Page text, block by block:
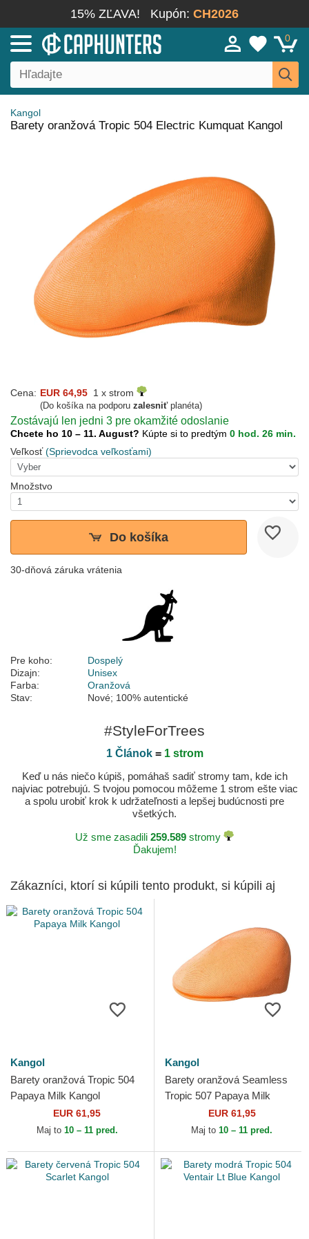
15% ZĽAVA! Kupón: CH2026
0
Kangol
Barety oranžová Tropic 504 Electric Kumquat Kangol
Cena: EUR 64,95 1 x strom
(Do košíka na podporu zalesniťplanéta)
Zostávajú len jedni 3 pre okamžité odoslanie
Chcete ho 10 – 11. August? Kúpte si to predtým 0 hod. 26 min.
Veľkosť (Sprievodca veľkosťami)
Množstvo
Do košíka
30-dňová záruka vrátenia
Pre koho:
Dospelý
Dizajn:
Unisex
Farba:
Oranžová
Stav:
Nové; 100% autentické
#StyleForTrees
1 Článok= 1 strom
Keď u nás niečo kúpiš, pomáhaš sadiť stromy tam, kde ich
najviac potrebujú. S tvojou pomocou môžeme 1 strom ešte viac
a spolu urobiť krok k udržateľnosti a lepšej budúcnosti pre
všetkých.
Už sme zasadili 259.589 stromy
Ďakujem!
Zákazníci, ktorí si kúpili tento produkt, si kúpili aj
Kangol
Barety oranžová Tropic 504
Papaya Milk Kangol
EUR 61,95
Maj to 10 – 11 pred.
Kangol
Barety oranžová Seamless
Tropic 507 Papaya Milk
EUR 61,95
Maj to 10 – 11 pred.